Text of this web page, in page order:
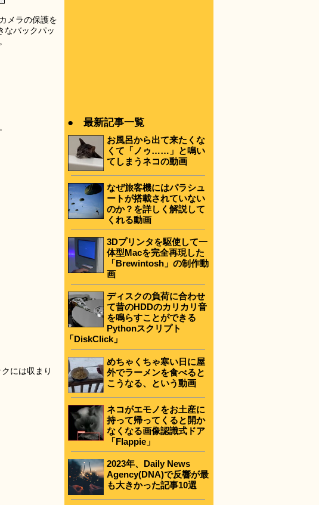
メラの保護を
なバックパッ
には収まり
● 最新記事一覧
お風呂から出て来たくな
くて「ノゥ……」と鳴い
てしまうネコの動画
なぜ旅客機にはパラシュ
ートが搭載されていない
のか？を詳しく解説して
くれる動画
3Dプリンタを駆使して一
体型Macを完全再現した
「Brewintosh」の制作動
画
ディスクの負荷に合わせ
て昔のHDDのカリカリ音
を鳴らすことができる
Pythonスクリプト
「DiskClick」
めちゃくちゃ寒い日に屋
外でラーメンを食べると
こうなる、という動画
ネコがエモノをお土産に
持って帰ってくると開か
なくなる画像認識式ドア
「Flappie」
2023年、Daily News
Agency(DNA)で反響が最
も大きかった記事10選